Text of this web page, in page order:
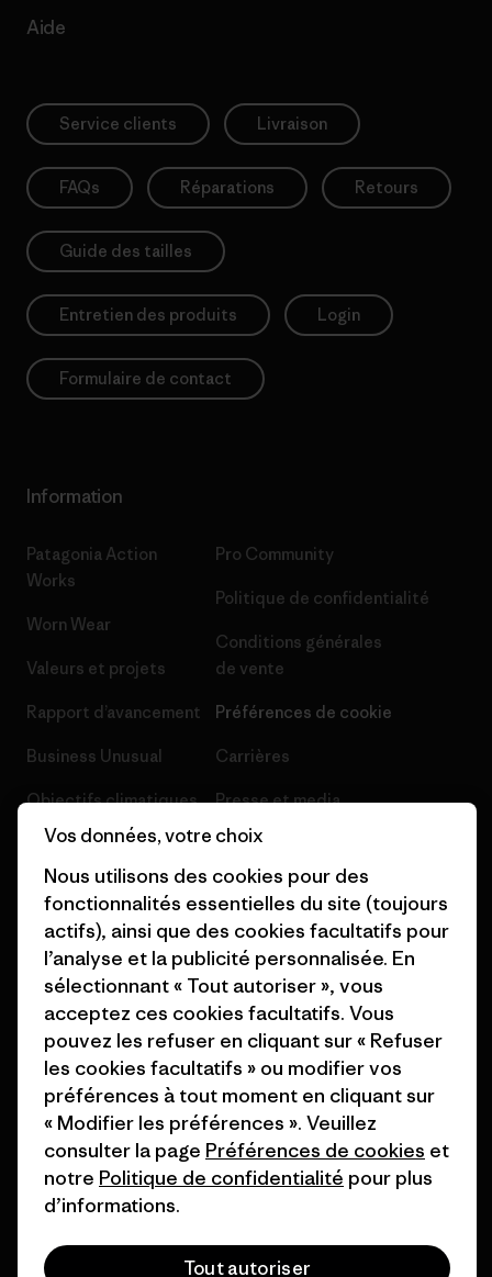
Aide
Service clients Livraison
FAQs Réparations Retours
Guide des tailles
Entretien des produits Login
Formulaire de contact
Information
Patagonia Action
Works
Worn Wear
Valeurs et projets
Rapport d’avancement
Business Unusual
Objectifs climatiques
1% For The Planet
Comment nous
finançons
Cartes cadeaux
Pro Community
Politique de confidentialité
Conditions générales
de vente
Préférences de cookie
Carrières
Presse et media
Industry program
Programme d’affiliation
Patagonia Luxembourg Plan du
site
© 2026 Patagonia, Inc. All Rights Reserved.
Vos données, votre choix
Nous utilisons des cookies pour des
fonctionnalités essentielles du site (toujours
actifs), ainsi que des cookies facultatifs pour
l’analyse et la publicité personnalisée. En
sélectionnant « Tout autoriser », vous
acceptez ces cookies facultatifs. Vous
pouvez les refuser en cliquant sur « Refuser
les cookies facultatifs » ou modifier vos
préférences à tout moment en cliquant sur
« Modifier les préférences ». Veuillez
consulter la page Préférences de cookies et
notre Politique de confidentialité pour plus
d’informations.
Tout autoriser